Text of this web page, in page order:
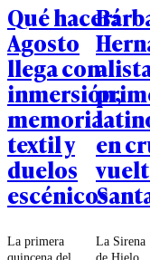
Qué hacer:
Agosto
llega con
inmersión,
memoria
textil y
duelos
escénicos
La primera
en
La Sirena